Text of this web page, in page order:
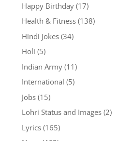
Happy Birthday(17)
Health & Fitness(138)
Hindi Jokes(34)
Holi (5)
Indian Army(11)
International (5)
Jobs(15)
Lohri Status and Images(2)
Lyrics(165)